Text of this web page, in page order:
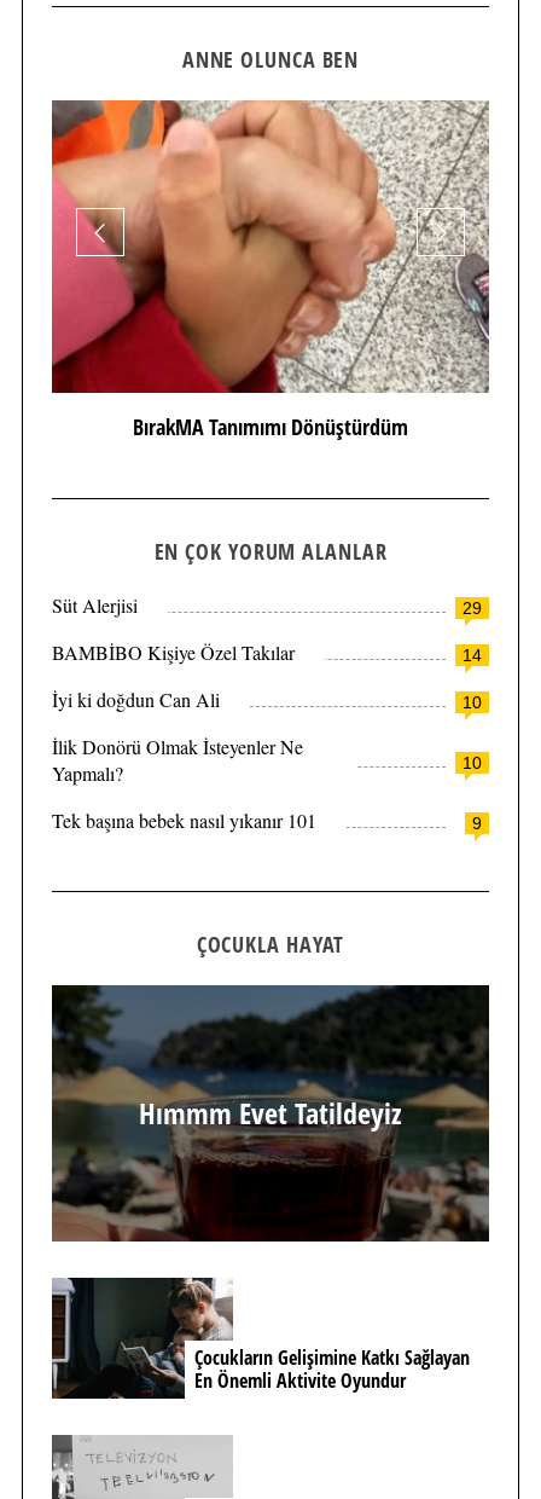
ANNE OLUNCA BEN
BırakMA Tanımımı Dönüştürdüm
EN ÇOK YORUM ALANLAR
29
Süt Alerjisi
14
BAMBİBO Kişiye Özel Takılar
10
İyi ki doğdun Can Ali
10
İlik Donörü Olmak İsteyenler Ne
Yapmalı?
9
Tek başına bebek nasıl yıkanır 101
ÇOCUKLA HAYAT
Hımmm Evet Tatildeyiz
Çocukların Gelişimine Katkı Sağlayan
En Önemli Aktivite Oyundur